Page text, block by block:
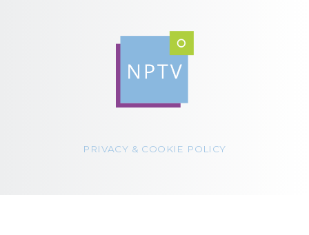
PRIVACY & COOKIE POLICY